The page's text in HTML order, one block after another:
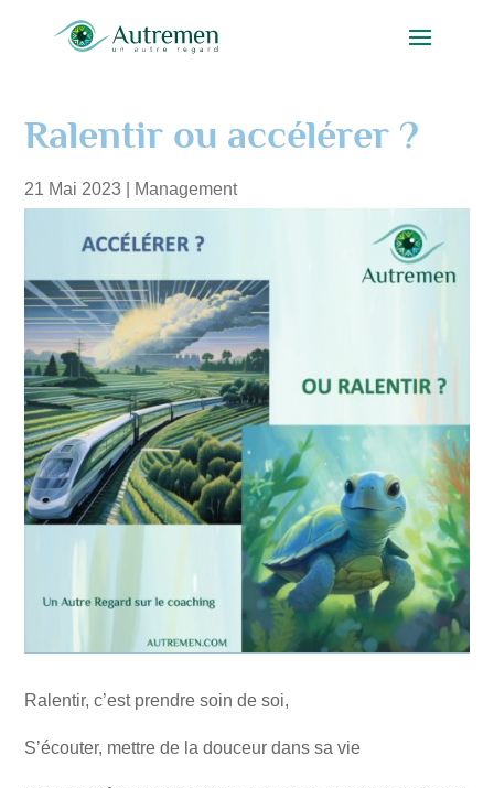
Ralentir ou accélérer ?
21 Mai 2023 Management
Ralentir, c’est prendre soin de soi,
S’écouter, mettre de la douceur dans sa vie